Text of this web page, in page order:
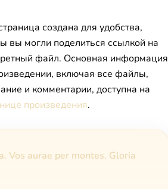
создана для удобства,
вы могли поделиться ссылкой на
файл. Основная информация
включая все файлы,
и комментарии, доступна на
произведения.
Vos aurae per montes. Gloria